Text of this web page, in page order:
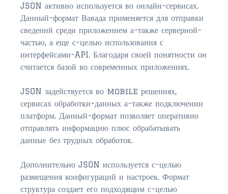
JSON активно используется во онлайн-сервисах.
Данный-формат Вавада применяется для отправки
сведений среди приложением а-также серверной-
частью, а еще с-целью использования с
интерфейсами-API. Благодаря своей понятности он
считается базой во современных приложениях.
JSON задействуется во mobile решениях,
сервисах обработки-данных а-также подключении
платформ. Данный-формат позволяет оперативно
отправлять информацию плюс обрабатывать
данные без трудных обработок.
Дополнительно JSON используется с-целью
размещения конфигураций и настроек. Формат
структура создает его подходящим с-целью